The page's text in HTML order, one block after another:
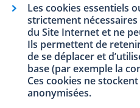
Les cookies essentiels
strictement
du Site Internet et ne
Ils permettent de
de se déplacer et
base (par exemple la
Ces cookies ne
anonymisées.